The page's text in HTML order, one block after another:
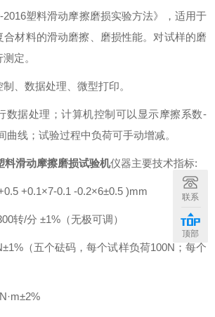
塑料滑动摩擦磨损实验方法》，适用于
合材料的滑动磨擦、磨损性能。对试样的磨
定。
、数据处理、微型打印。
数据处理；计算机控制可以显示摩擦系数-
曲线；试验过程中负荷可手动增减。
料滑动摩擦磨损试验机仪器主要技术指标:
+0.1×7-0.1 -0.2×6±0.5 )mm
转/分 ±1%（无极可调）
（五个砝码，每个试样负荷100N；每个
联系
顶部